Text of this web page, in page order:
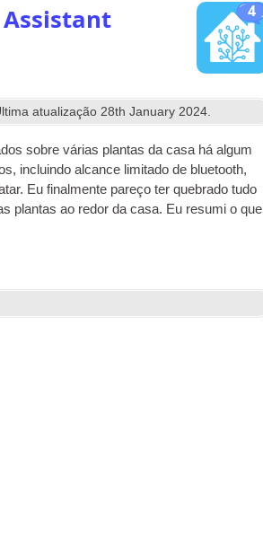
4
atualização28th January 2024.
sobre várias plantas da casa há algum
incluindo alcance limitado de bluetooth,
Eu finalmente pareço ter quebrado tudo
plantas ao redor da casa. Eu resumi o que